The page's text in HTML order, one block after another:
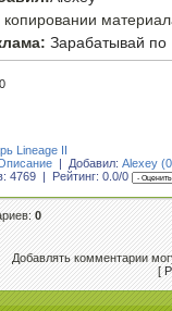
копировании
Зарабатывай по
0
Lineage II
| Добавил: Alexey
4769 | Рейтинг: 0.0/0
:0
Добавлять комментарии
[